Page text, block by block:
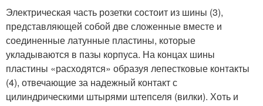
Электрическая часть розетки состоит из шины (3),
представляющей собой две сложенные вместе и
соединенные латунные пластины, которые
укладываются в пазы корпуса. На концах шины
пластины «расходятся» образуя лепестковые контакты
(4), отвечающие за надежный контакт с
цилиндрическими штырями штепселя (вилки). Хоть и